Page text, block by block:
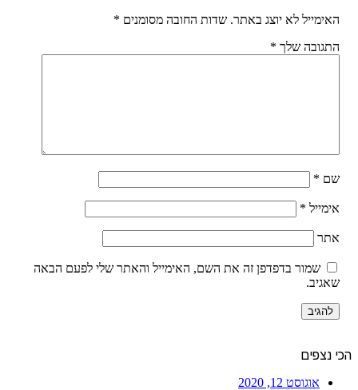
האימייל לא יוצג באתר. שדות החובה מסומנים *
התגובה שלך *
שם *
אימייל *
אתר
שמור בדפדפן זה את השם, האימייל והאתר שלי לפעם הבאה
שאגיב.
הכי נצפים
אוגוסט 12, 2020